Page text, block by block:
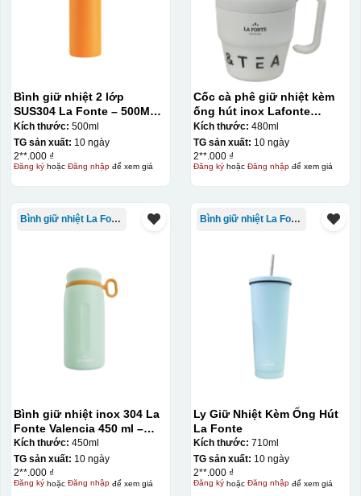
Bình giữ nhiệt 2 lớp
SUS304 La Fonte – 500ML –
012737
Kích thước: 500ml
TG sản xuất: 10 ngày
2**.000 ₫
Đăng kýhoặc Đăng nhậpđể xem giá
Cốc cà phê giữ nhiệt kèm
ống hút inox Lafonte
480ML – 012782
Kích thước: 480ml
TG sản xuất: 10 ngày
2**.000 ₫
Đăng kýhoặc Đăng nhậpđể xem giá
Bình giữ nhiệt La Fonte
Bình giữ nhiệt inox 304 La
Fonte Valencia 450 ml –
012355
Kích thước: 450ml
TG sản xuất: 10 ngày
2**.000 ₫
Đăng kýhoặc Đăng nhậpđể xem giá
Bình giữ nhiệt La Fonte
Ly Giữ Nhiệt Kèm Ống Hút
La Fonte
Kích thước: 710ml
TG sản xuất: 10 ngày
2**.000 ₫
Đăng kýhoặc Đăng nhậpđể xem giá